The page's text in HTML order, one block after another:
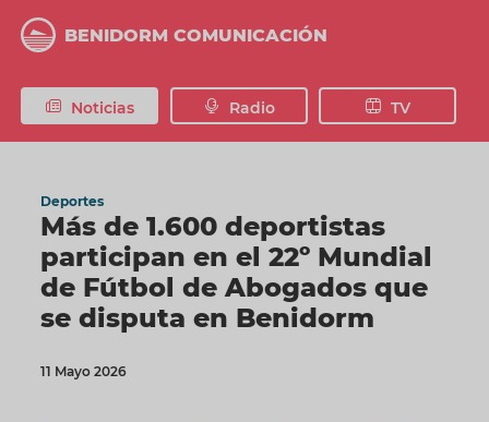
contenido
BENIDORM COMUNICACIÓN
Noticias Radio TV
Deportes
Más de 1.600 deportistas
participan en el 22º Mundial
de Fútbol de Abogados que
se disputa en Benidorm
11 Mayo 2026